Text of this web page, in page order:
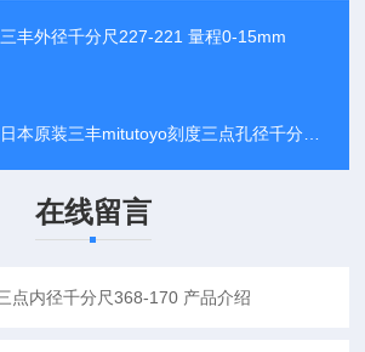
丰外径千分尺227-221 量程0-15mm
本原装三丰mitutoyo刻度三点孔径千分尺368-170
在线留言